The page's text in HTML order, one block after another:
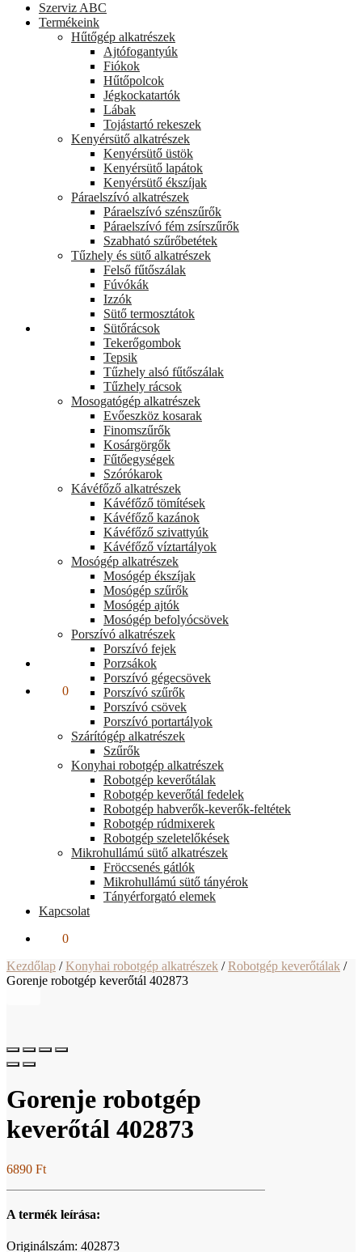
Elállás a szerződéstől
0
Szerviz ABC
Termékeink
Hűtőgép alkatrészek
Ajtófogantyúk
Fiókok
Hűtőpolcok
Jégkockatartók
Lábak
Tojástartó rekeszek
Kenyérsütő alkatrészek
Kenyérsütő üstök
Kenyérsütő lapátok
Kenyérsütő ékszíjak
Páraelszívó alkatrészek
Páraelszívó szénszűrők
Páraelszívó fém zsírszűrők
Szabható szűrőbetétek
Tűzhely és sütő alkatrészek
Felső fűtőszálak
Fúvókák
Izzók
Sütő termosztátok
Sütőrácsok
Tekerőgombok
Tepsik
Tűzhely alsó fűtőszálak
Tűzhely rácsok
Mosogatógép alkatrészek
Evőeszköz kosarak
Finomszűrők
Kosárgörgők
Fűtőegységek
Szórókarok
Kávéfőző alkatrészek
Kávéfőző tömítések
Kávéfőző kazánok
Kávéfőző szivattyúk
Kávéfőző víztartályok
Mosógép alkatrészek
Mosógép ékszíjak
Mosógép szűrők
Mosógép ajtók
Mosógép befolyócsövek
Porszívó alkatrészek
Porszívó fejek
Porzsákok
Porszívó gégecsövek
Porszívó szűrők
Porszívó csövek
Porszívó portartályok
Szárítógép alkatrészek
Szűrők
Konyhai robotgép alkatrészek
Robotgép keverőtálak
Robotgép keverőtál fedelek
Robotgép habverők-keverők-feltétek
Robotgép rúdmixerek
Robotgép szeletelőkések
Mikrohullámú sütő alkatrészek
Fröccsenés gátlók
Mikrohullámú sütő tányérok
Tányérforgató elemek
Kapcsolat
0
Kezdőlap /Konyhai robotgép alkatrészek /Robotgép keverőtálak /
Gorenje robotgép keverőtál 402873
Gorenje robotgép
keverőtál 402873
6890 Ft
A termék leírása:
Originálszám: 402873